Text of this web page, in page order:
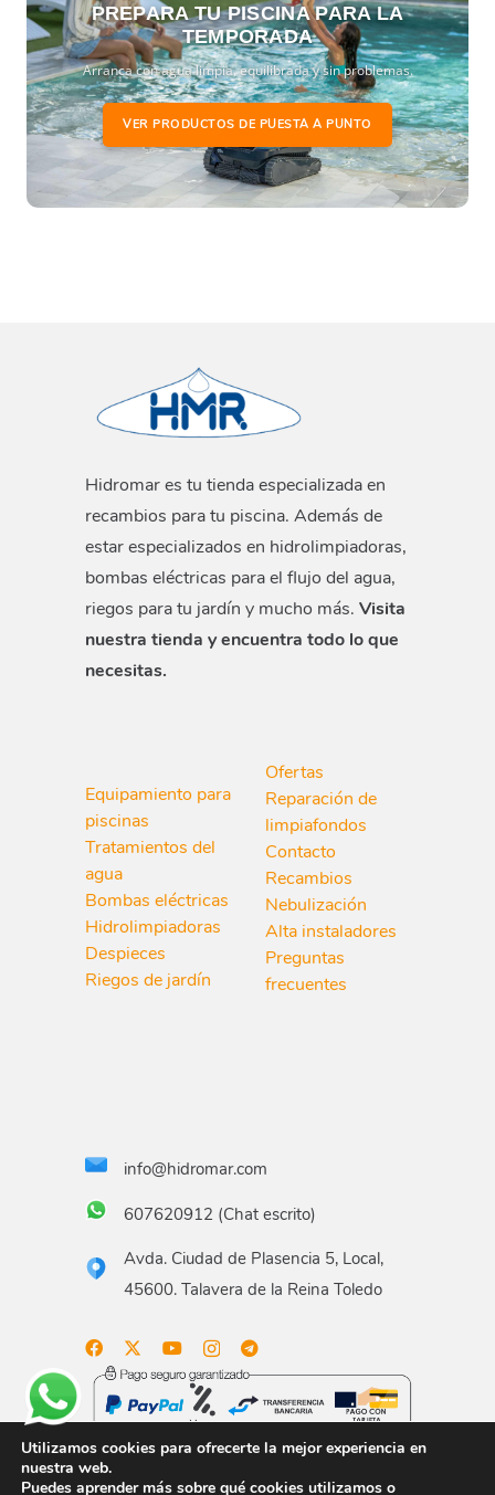
PREPARA TU PISCINA PARA LA
TEMPORADA
Arranca con agua limpia, equilibrada y sin problemas.
VER PRODUCTOS DE PUESTA A PUNTO
Hidromar es tu tienda especializada en
recambios para tu piscina. Además de
estar especializados en hidrolimpiadoras,
bombas eléctricas para el flujo del agua,
riegos para tu jardín y mucho más. Visita
nuestra tienda y encuentra todo lo que
necesitas.
Equipamiento para
piscinas
Tratamientos del
agua
Bombas eléctricas
Hidrolimpiadoras
Despieces
Riegos de jardín
Ofertas
Reparación de
limpiafondos
Contacto
Recambios
Nebulización
Alta instaladores
Preguntas
frecuentes
info@hidromar.com
607620912 (Chat escrito)
Avda. Ciudad de Plasencia 5, Local,
45600. Talavera de la Reina Toledo
Utilizamos cookies para ofrecerte la mejor experiencia en
nuestra web.
Puedes aprender más sobre qué cookies utilizamos o